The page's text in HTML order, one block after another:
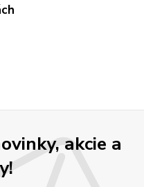
akcie a